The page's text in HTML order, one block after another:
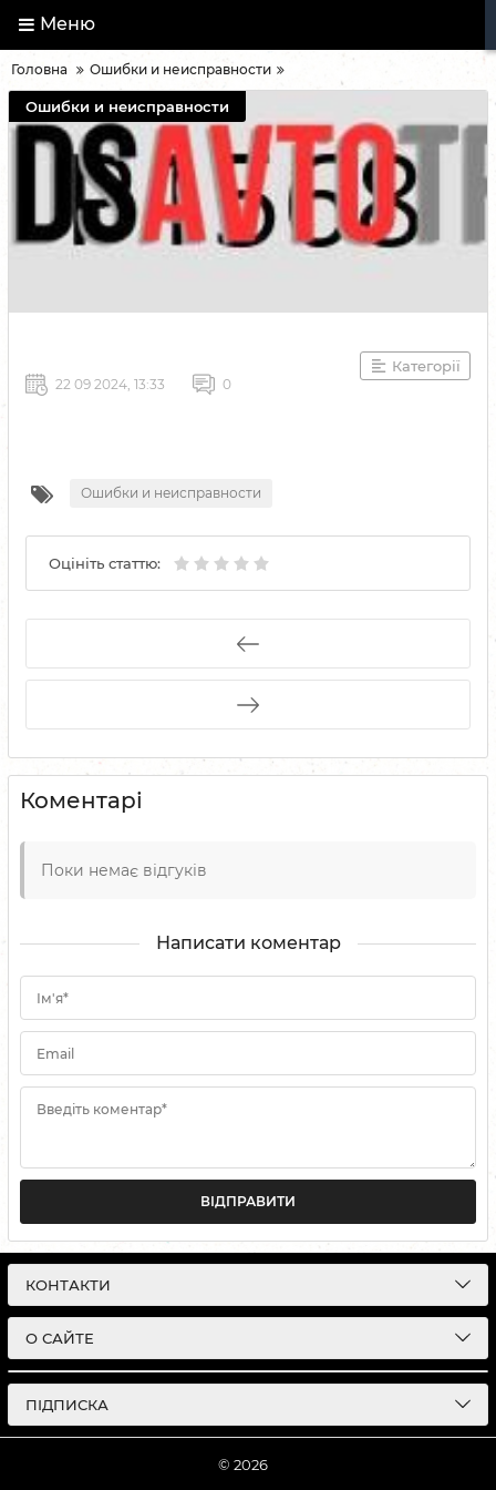
Меню
Головна Ошибки и неисправности
Ошибки и неисправности
Категорії
22 09 2024, 13:33 0
Ошибки и неисправности
Оцініть статтю:
Коментарі
Поки немає відгуків
Написати коментар
Ім'я*
Email
Введіть коментар*
ВІДПРАВИТИ
КОНТАКТИ
О САЙТЕ
ПІДПИСКА
© 2026